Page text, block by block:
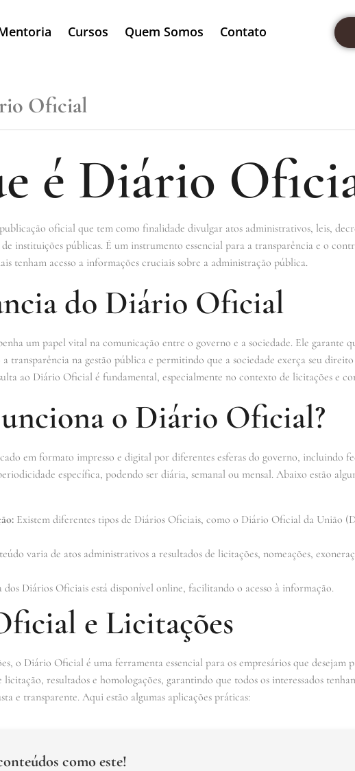
Cursos Quem Somos Contato
Oficial
é Diário
oficial que tem como finalidade divulgar atos administrativos, leis,
instituições públicas. É um instrumento essencial para a transparência e o
tenham acesso a informações cruciais sobre a administração pública.
do Diário Oficial
um papel vital na comunicação entre o governo e a sociedade. Ele garante
transparência na gestão pública e permitindo que a sociedade exerça seu
ao Diário Oficial é fundamental, especialmente no contexto de licitações e
o Diário Oficial?
em formato impresso e digital por diferentes esferas do governo, incluindo
específica, podendo ser diária, semanal ou mensal. Abaixo estão
Existem diferentes tipos de Diários Oficiais, como o Diário Oficial da União
varia de atos administrativos a resultados de licitações, nomeações,
Diários Oficiais está disponível online, facilitando o acesso à informação.
e Licitações
o Diário Oficial é uma ferramenta essencial para os empresários que desejam
resultados e homologações, garantindo que todos os interessados
e transparente. Aqui estão algumas aplicações práticas:
como este!